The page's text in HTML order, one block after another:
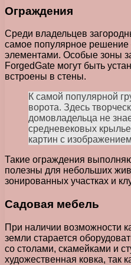
Ограждения
Среди владельцев
самое популярное
элементами. Особые зоны
ForgedGate могут быть
встроены в стены.
К самой популярной
ворота. Здесь
домовладельца не
средневековых
картин с
Такие ограждения
полезны для небольших
зонированных участках и
Садовая мебель
При наличии возможности
земли старается
со столами, скамейками и
художественная ковка, так